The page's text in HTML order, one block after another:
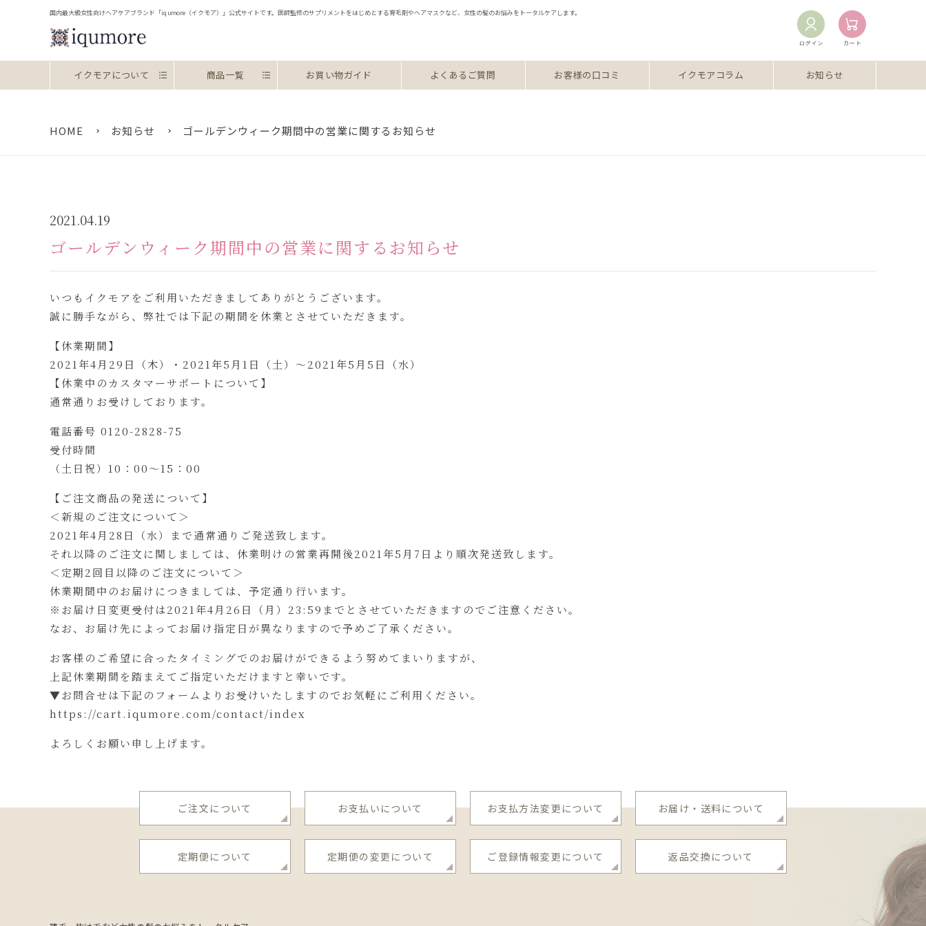
国内最大級女性向けヘアケアブランド「iqumore（イクモア）」公式サイトです。医師監修のサプリメントをはじめとする育毛剤やヘアマスクなど、女性の髪のお悩みをトータルケアします。
イクモアについて
お約束
商品一覧 お買い物ガイド よくあるご質問 お客様の口コミ イクモアコラム お知らせ
HOME お知らせ ゴールデンウィーク期間中の営業に関するお知らせ
2021.04.19
ゴールデンウィーク期間中の営業に関するお知らせ
いつもイクモアをご利用いただきましてありがとうございます。
誠に勝手ながら、弊社では下記の期間を休業とさせていただきます。
【休業期間】
2021年4月29日（木）・2021年5月1日（土）～2021年5月5日（水）
【休業中のカスタマーサポートについて】
通常通りお受けしております。
電話番号 0120-2828-75
受付時間
（土日祝）10：00～15：00
【ご注文商品の発送について】
＜新規のご注文について＞
2021年4月28日（水）まで通常通りご発送致します。
それ以降のご注文に関しましては、休業明けの営業再開後2021年5月7日より順次発送致します。
＜定期2回目以降のご注文について＞
休業期間中のお届けにつきましては、予定通り行います。
※お届け日変更受付は2021年4月26日（月）23:59までとさせていただきますのでご注意ください。
なお、お届け先によってお届け指定日が異なりますので予めご了承ください。
お客様のご希望に合ったタイミングでのお届けができるよう努めてまいりますが、
上記休業期間を踏まえてご指定いただけますと幸いです。
▼お問合せは下記のフォームよりお受けいたしますのでお気軽にご利用ください。
https://cart.iqumore.com/contact/index
よろしくお願い申し上げます。
ご注文について お支払いについて お支払方法変更について お届け・送料について
定期便について 定期便の変更について ご登録情報変更について 返品交換について